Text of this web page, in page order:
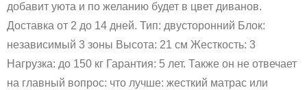
добавит уюта и по желанию будет в цвет диванов.
Доставка от 2 до 14 дней. Тип: двусторонний Блок:
независимый 3 зоны Высота: 21 см Жесткость: 3
Нагрузка: до 150 кг Гарантия: 5 лет. Также он не отвечает
на главный вопрос: что лучше: жесткий матрас или